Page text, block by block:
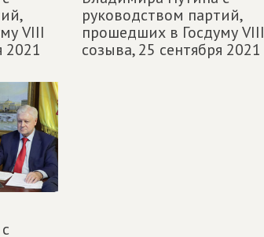
VIII
2021
руководством партий,
прошедших в Госдуму VIII
созыва,25 сентября 2021